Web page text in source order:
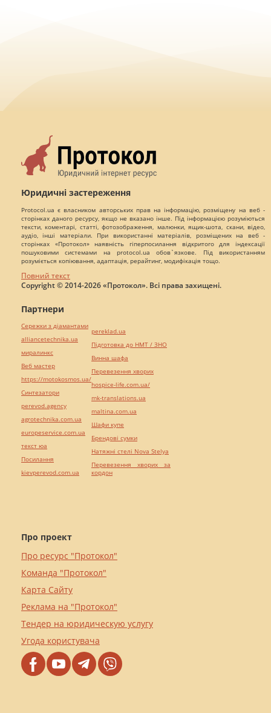
Юридичні застереження
Protocol.ua є власником авторських прав на інформацію, розміщену на веб -
сторінках даного ресурсу, якщо не вказано інше. Під інформацією розуміються
тексти, коментарі, статті, фотозображення, малюнки, ящик-шота, скани, відео,
аудіо, інші матеріали. При використанні матеріалів, розміщених на веб -
сторінках «Протокол» наявність гіперпосилання відкритого для індексації
пошуковими системами на protocol.ua обов`язкове. Під використанням
розуміється копіювання, адаптація, рерайтинг, модифікація тощо.
Повний текст
Copyright © 2014-2026 «Протокол». Всі права захищені.
Про проект
Про ресурс "Протокол"
Команда "Протокол"
Карта Сайту
Реклама на "Протокол"
Тендер на юридическую услугу
Угода користувача
Партнери
Сережки з діамантами
alliancetechnika.ua
миралинкс
Веб мастер
https://motokosmos.ua/
Синтезатори
perevod.agency
agrotechnika.com.ua
europeservice.com.ua
текст юа
Посилання
kievperevod.com.ua
pereklad.ua
Підготовка до НМТ / ЗНО
Винна шафа
Перевезення хворих
hospice-life.com.ua/
mk-translations.ua
maltina.com.ua
Шафи купе
Брендові сумки
Натяжні стелі Nova Stelya
Перевезення хворих за
кордон